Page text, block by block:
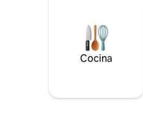
Cocina